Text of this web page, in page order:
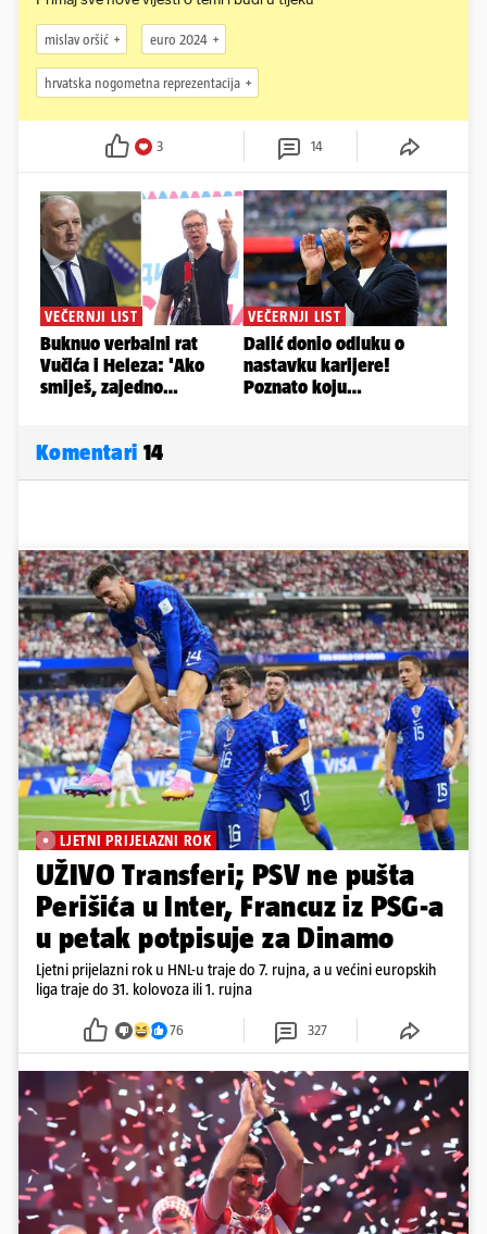
mislav oršić euro 2024
hrvatska nogometna reprezentacija
3 14
Komentari 14
LJETNI PRIJELAZNI ROK
UŽIVO Transferi; PSV ne pušta
Perišića u Inter, Francuz iz PSG-a
u petak potpisuje za Dinamo
Ljetni prijelazni rok u HNL-u traje do 7. rujna, a u većini europskih
liga traje do 31. kolovoza ili 1. rujna
76 327